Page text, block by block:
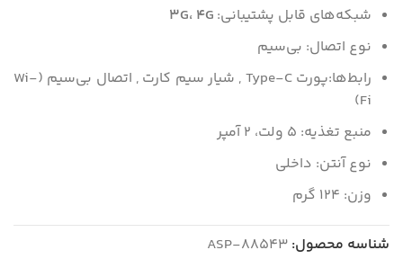
شبکه‌های قابل پشتیبانی: 3G، 4G
نوع اتصال: بی‌سیم
رابط‌ها:پورت Type-C , شیار سیم کارت , اتصال بی‌سیم (Wi-
Fi)
منبع تغذیه: 5 ولت، 2 آمپر
نوع آنتن: داخلی
وزن: 124 گرم
شناسه محصول: ASP-88543